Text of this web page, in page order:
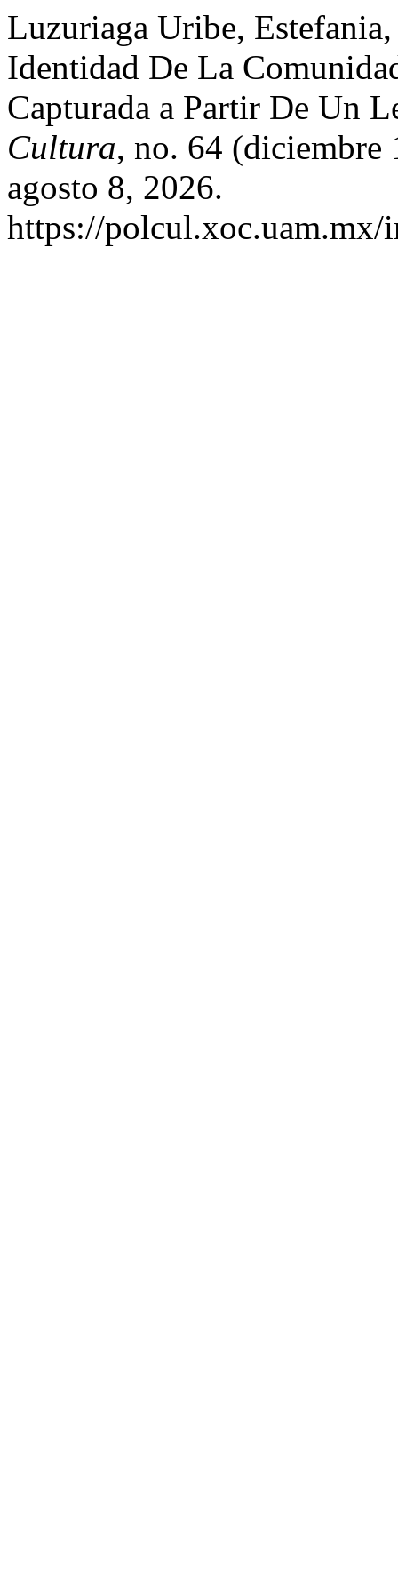
Luzuriaga Uribe,
Identidad De La
Capturada a Partir De Un
Cultura, no. 64 (diciembre
agosto 8, 2026.
https://